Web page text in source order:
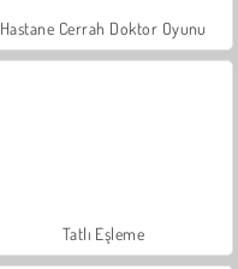
Hastane Cerrah Doktor Oyunu
Tatlı Eşleme